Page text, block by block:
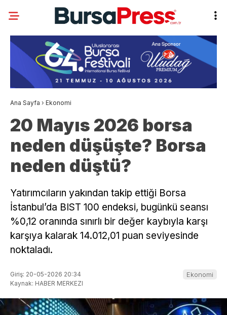
Ana Sayfa › Ekonomi
20 Mayıs 2026 borsa
neden düşüşte? Borsa
neden düştü?
Yatırımcıların yakından takip ettiği Borsa
İstanbul’da BIST 100 endeksi, bugünkü seansı
%0,12 oranında sınırlı bir değer kaybıyla karşı
karşıya kalarak 14.012,01 puan seviyesinde
noktaladı.
Giriş: 20-05-2026 20:34
Kaynak: HABER MERKEZI
Ekonomi